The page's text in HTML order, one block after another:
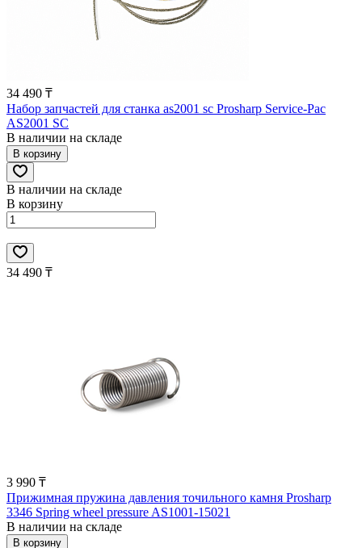
34 490 ₸
Набор запчастей для станка as2001 sc Prosharp Service-Pac
AS2001 SC
В наличии на складе
В корзину
В наличии на складе
В корзину
34 490 ₸
3 990 ₸
Прижимная пружина давления точильного камня Prosharp
3346 Spring wheel pressure AS1001-15021
В наличии на складе
В корзину